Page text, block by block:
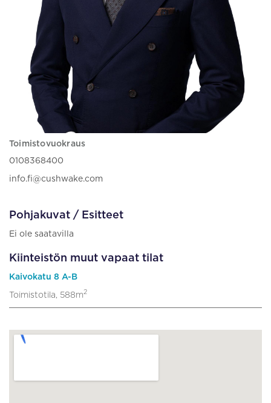
Toimistovuokraus
0108368400
info.fi@cushwake.com
Pohjakuvat / Esitteet
Ei ole saatavilla
Kiinteistön muut vapaat tilat
Kaivokatu 8 A-B
Toimistotila, 588m2